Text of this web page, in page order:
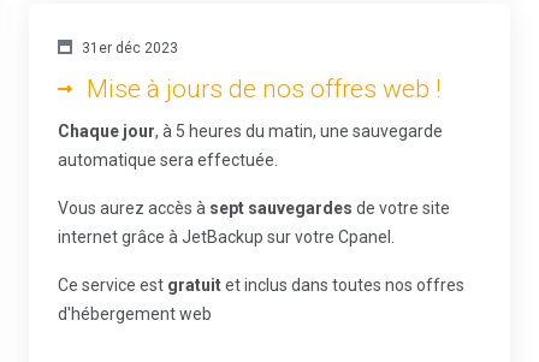
31er déc 2023
Mise à jours de nos offres web !
Chaque jour, à 5 heures du matin, une sauvegarde
automatique sera effectuée.
Vous aurez accès à sept sauvegardes de votre site
internet grâce à JetBackup sur votre Cpanel.
Ce service est gratuitet inclus dans toutes nos offres
d'hébergement web